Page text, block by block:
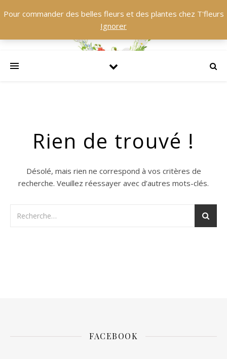
Rien de trouvé !
Désolé, mais rien ne correspond à vos critères de
recherche. Veuillez réessayer avec d’autres mots-clés.
FACEBOOK
Pour commander des belles fleurs et des plantes chez T'fleurs
Ignorer